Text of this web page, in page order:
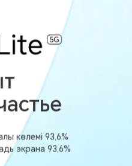
көлемі 93,6%
экрана 93,6%